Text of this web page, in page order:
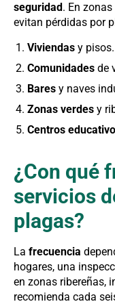
seguridad. En
evitan pérdidas por
Viviendas y pisos.
Comunidades de
Bares y naves
Zonas verdes y
Centros
¿Con qué
servicios
plagas?
La frecuencia
hogares, una
en zonas ribereñas,
recomienda cada